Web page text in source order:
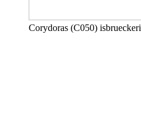
Corydoras (C050) isbrueckeri